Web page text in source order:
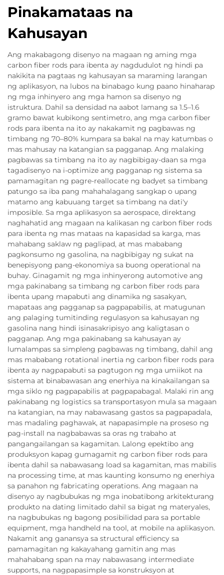
Pinakamataas na
Kahusayan
Ang makabagong disenyo na magaan ng aming mga
carbon fiber rods para ibenta ay nagdudulot ng hindi pa
nakikita na pagtaas ng kahusayan sa maraming larangan
ng aplikasyon, na lubos na binabago kung paano hinaharap
ng mga inhinyero ang mga hamon sa disenyo ng
istruktura. Dahil sa densidad na aabot lamang sa 1.5–1.6
gramo bawat kubikong sentimetro, ang mga carbon fiber
rods para ibenta na ito ay nakakamit ng pagbawas ng
timbang ng 70–80% kumpara sa bakal na may katumbas o
mas mahusay na katangian sa pagganap. Ang malaking
pagbawas sa timbang na ito ay nagbibigay-daan sa mga
tagadisenyo na i-optimize ang pagganap ng sistema sa
pamamagitan ng pagre-reallocate ng badyet sa timbang
patungo sa iba pang mahahalagang sangkap o upang
matamo ang kabuuang target sa timbang na dati'y
imposible. Sa mga aplikasyon sa aerospace, direktang
naghahatid ang magaan na kalikasan ng carbon fiber rods
para ibenta ng mas mataas na kapasidad sa karga, mas
mahabang saklaw ng paglipad, at mas mababang
pagkonsumo ng gasolina, na nagbibigay ng sukat na
benepisyong pang-ekonomiya sa buong operational na
buhay. Ginagamit ng mga inhinyerong automotive ang
mga pakinabang sa timbang ng carbon fiber rods para
ibenta upang mapabuti ang dinamika ng sasakyan,
mapataas ang pagganap sa pagpapabilis, at matugunan
ang palaging tumitinding regulasyon sa kahusayan ng
gasolina nang hindi isinasakripisyo ang kaligtasan o
pagganap. Ang mga pakinabang sa kahusayan ay
lumalampas sa simpleng pagbawas ng timbang, dahil ang
mas mababang rotational inertia ng carbon fiber rods para
ibenta ay nagpapabuti sa pagtugon ng mga umiikot na
sistema at binabawasan ang enerhiya na kinakailangan sa
mga siklo ng pagpapabilis at pagpapabagal. Malaki rin ang
pakinabang ng logistics sa transportasyon mula sa magaan
na katangian, na may nabawasang gastos sa pagpapadala,
mas madaling paghawak, at napapasimple na proseso ng
pag-install na nagbabawas sa oras ng trabaho at
pangangailangan sa kagamitan. Lalong epektibo ang
produksyon kapag gumagamit ng carbon fiber rods para
ibenta dahil sa nabawasang load sa kagamitan, mas mabilis
na processing time, at mas kaunting konsumo ng enerhiya
sa panahon ng fabricating operations. Ang magaan na
disenyo ay nagbubukas ng mga inobatibong arkitekturang
produkto na dating limitado dahil sa bigat ng materyales,
na nagbubukas ng bagong posibilidad para sa portable
equipment, mga handheld na tool, at mobile na aplikasyon.
Nakamit ang ganansya sa structural efficiency sa
pamamagitan ng kakayahang gamitin ang mas
mahahabang span na may nabawasang intermediate
supports, na nagpapasimple sa konstruksyon at